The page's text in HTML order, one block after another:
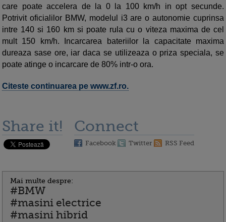
care poate accelera de la 0 la 100 km/h in opt secun­de.
Potrivit oficialilor BMW, modelul i3 are o autonomie cuprinsa
intre 140 si 160 km si poate rula cu o viteza ma­xima de cel
mult 150 km/h. Incarcarea ba­teriilor la capacitate ma­xi­ma
dureaza sase ore, iar daca se utilizeaza o priza speciala, se
poate atinge o incarcare de 80% intr-o ora.
Citeste continuarea pe www.zf.ro.
Share it! Connect
Facebook Twitter RSS Feed
Mai multe despre:
#BMW
#masini electrice
#masini hibrid